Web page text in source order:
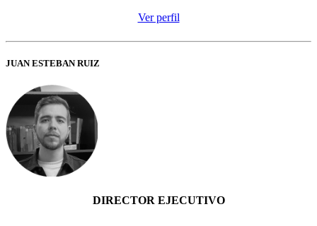
Ver perfil
JUAN ESTEBAN RUIZ
DIRECTOR EJECUTIVO